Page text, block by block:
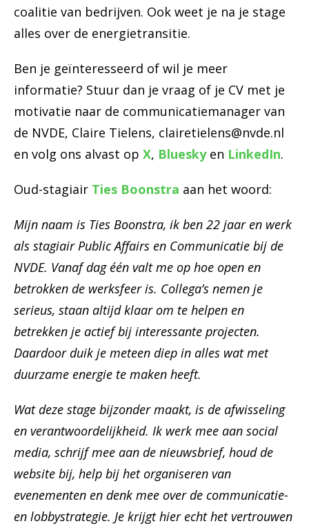
coalitie van bedrijven. Ook weet je na je stage
alles over de energietransitie.
Ben je geïnteresseerd of wil je meer
informatie? Stuur dan je vraag of je CV met je
motivatie naar de communicatiemanager van
de NVDE, Claire Tielens, clairetielens@nvde.nl
en volg ons alvast op X, Blueskyen LinkedIn.
Oud-stagiair Ties Boonstra aan het woord:
Mijn naam is Ties Boonstra, ik ben 22 jaar en werk
als stagiair Public Affairs en Communicatie bij de
NVDE. Vanaf dag één valt me op hoe open en
betrokken de werksfeer is. Collega’s nemen je
serieus, staan altijd klaar om te helpen en
betrekken je actief bij interessante projecten.
Daardoor duik je meteen diep in alles wat met
duurzame energie te maken heeft.
Wat deze stage bijzonder maakt, is de afwisseling
en verantwoordelijkheid. Ik werk mee aan social
media, schrijf mee aan de nieuwsbrief, houd de
website bij, help bij het organiseren van
evenementen en denk mee over de communicatie-
en lobbystrategie. Je krijgt hier echt het vertrouwen